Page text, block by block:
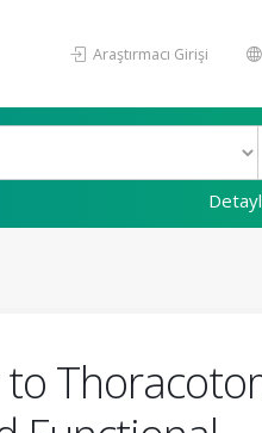
Araştırmacı Girişi
to